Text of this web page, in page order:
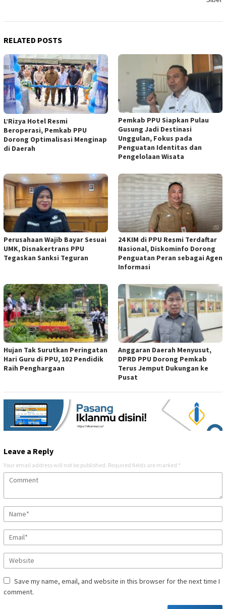
RELATED POSTS
L’Rizya Hotel Resmi
Beroperasi, Pemkab PPU
Dorong Optimalisasi Menginap
di Daerah
Pemkab PPU Siapkan Pulau
Gusung Jadi Destinasi
Unggulan, Fokus pada
Penguatan Identitas dan
Pengelolaan Wisata
Perusahaan Wajib Bayar Sesuai
UMK, Disnakertrans PPU
Tegaskan Sanksi Teguran
24 KIM di PPU Resmi Terdaftar
Nasional, Diskominfo Dorong
Penguatan Peran sebagai Agen
Informasi
Hujan Tak Surutkan Peringatan
Hari Guru di PPU, 102 Pendidik
Raih Penghargaan
Anggaran Daerah Menyusut,
DPRD PPU Dorong Pemkab
Terus Jemput Dukungan ke
Pusat
Leave a Reply
Your email address will not be published. Required fields are marked *
Save my name, email, and website in this browser for the next time I
comment.